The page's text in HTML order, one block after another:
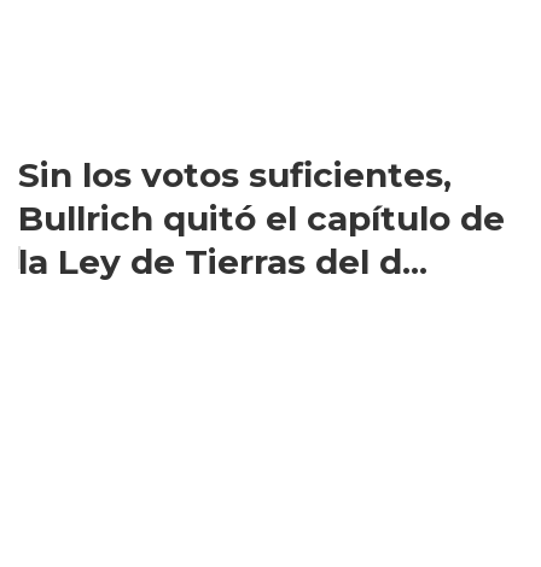
Sin los votos suficientes,
Bullrich quitó el capítulo de
la Ley de Tierras del d...